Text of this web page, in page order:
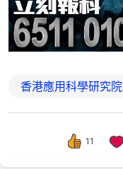
香港應用科學研究院
11